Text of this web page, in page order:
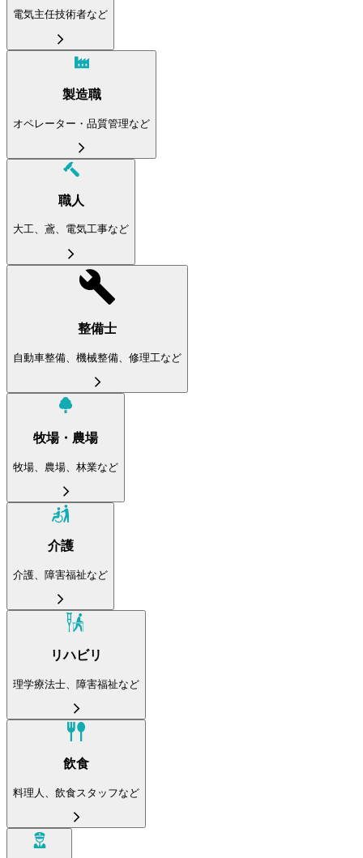
電気主任技術者など
製造職
オペレーター・品質管理など
職人
大工、鳶、電気工事など
整備士
自動車整備、機械整備、修理工など
牧場・農場
牧場、農場、林業など
介護
介護、障害福祉など
リハビリ
理学療法士、障害福祉など
飲食
料理人、飲食スタッフなど